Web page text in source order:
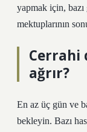
yapmak için,
mektuplarının
Cerrahi
ağrır?
En az üç gün ve
bekleyin. Bazı